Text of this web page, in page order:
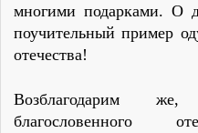
многими подарками. О
поучительный пример
отечества!
Возблагодарим
благословенного